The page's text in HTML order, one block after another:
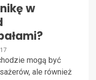
w
17
mogą być
ale również